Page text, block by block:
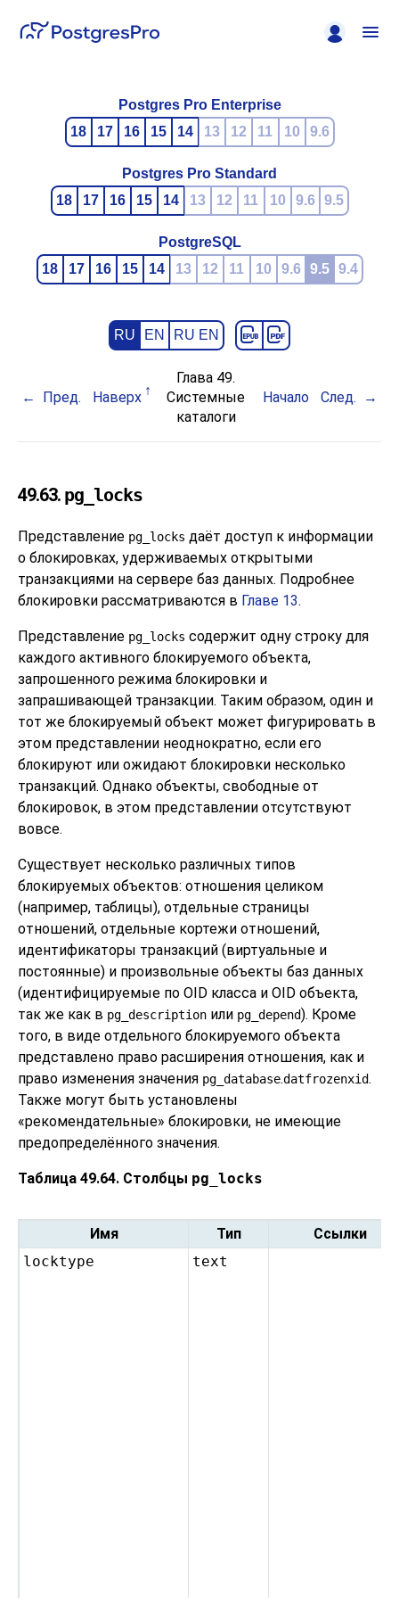
Postgres Pro Enterprise
18
17 16 15 14 13 12 11 10 9.6
Postgres Pro Standard
18
17 16 15 14 13 12 11 10 9.6 9.5
PostgreSQL
18
17 16 15 14 13 12 11 10 9.6 9.5 9.4
RU EN RU EN
Пред. Наверх
Глава 49.
Системные
каталоги
Начало След.
49.63. pg_locks
Представление pg_locks даёт доступ к информации
о блокировках, удерживаемых открытыми
транзакциями на сервере баз данных. Подробнее
блокировки рассматриваются в Главе 13.
Представление pg_locks содержит одну строку для
каждого активного блокируемого объекта,
запрошенного режима блокировки и
запрашивающей транзакции. Таким образом, один и
тот же блокируемый объект может фигурировать в
этом представлении неоднократно, если его
блокируют или ожидают блокировки несколько
транзакций. Однако объекты, свободные от
блокировок, в этом представлении отсутствуют
вовсе.
Существует несколько различных типов
блокируемых объектов: отношения целиком
(например, таблицы), отдельные страницы
отношений, отдельные кортежи отношений,
идентификаторы транзакций (виртуальные и
постоянные) и произвольные объекты баз данных
(идентифицируемые по OID класса и OID объекта,
так же как в pg_description или pg_depend). Кроме
того, в виде отдельного блокируемого объекта
представлено право расширения отношения, как и
право изменения значения pg_database.datfrozenxid.
Также могут быть установлены
«рекомендательные» блокировки, не имеющие
предопределённого значения.
Таблица 49.64. Столбцы pg_locks
Имя Тип
Ссылки
locktype
text